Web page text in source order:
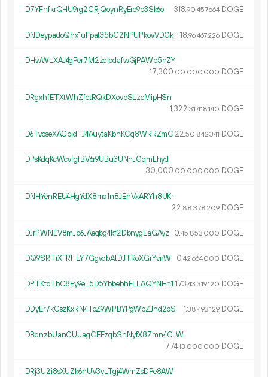
D7YFnfkrQHU9rg2CRjQoynRyEre9p3Sk6o 318.90 457664 DOGE
DNDeypadoQhx1uFpat35bC2NPUPkovVDGk 18.96467226 DOGE
DHwWLXAJ4gPer7M2zc1odafwGjPAWb5nZY
17 300.00 000 000 DOGE
DRgxhfETXtWhZfctRQkDXovpSLzcMipHSn
1 322.31 418140 DOGE
D6TvcseXACbjdTJ4AuytaKbhKCq8WRRZmC 22.50 842341 DOGE
DPsKdqKcWcvfgfBV6r9UBu3UNhJGqmLhyd
130 000.00 000 000 DOGE
DNHYenREU4HgYdX8md1n8JEhVxARYh8UKr
22.88 378 209 DOGE
DJrPWNEV8mJb6JAeqbg4kf2DbnygLaGAyz 0.45 853 000 DOGE
DQ9SRTiXFRHLY7GgvdbAtDJTRoXGrYvirW 0.42 664000 DOGE
DPTKtoTbC8Fy9eL5D5YbbebhFLLAQYNHn1 173.43 319120 DOGE
DDyEr7kCszKxRN4ToZ9WPBYPgWbZJnd2bS 1.38 493129 DOGE
DBqnzbUanCUuagCEFzqbSnNyfX8Zmn4CLW
774.13 000 000 DOGE
DRj3U2i8sXUZk6nUV3vLTgj4WmZsDPe8AW